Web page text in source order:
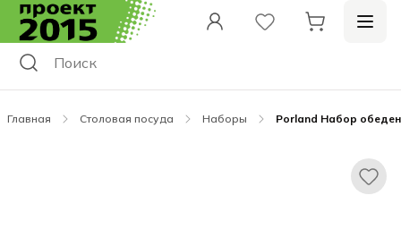
Главная Столовая посуда Наборы Porland Набор